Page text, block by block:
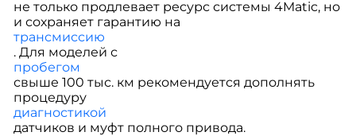
не только продлевает ресурс системы 4Matic, но
и сохраняет гарантию на
трансмиссию
. Для моделей с
пробегом
свыше 100 тыс. км рекомендуется дополнять
процедуру
диагностикой
датчиков и муфт полного привода.